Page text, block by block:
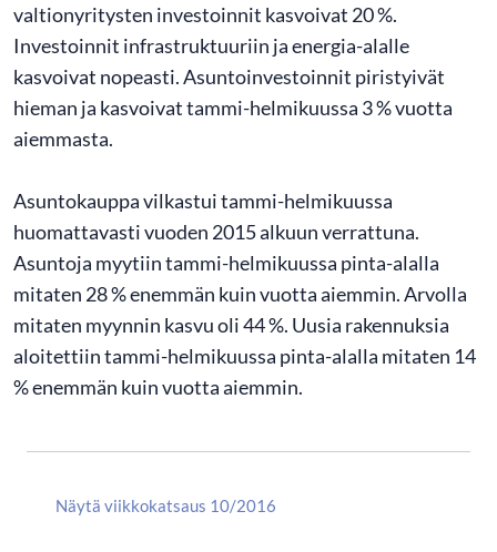
valtionyritysten investoinnit kasvoivat 20 %.
Investoinnit infrastruktuuriin ja energia-alalle
kasvoivat nopeasti. Asuntoinvestoinnit piristyivät
hieman ja kasvoivat tammi-helmikuussa 3 % vuotta
aiemmasta.
Asuntokauppa vilkastui tammi-helmikuussa
huomattavasti vuoden 2015 alkuun verrattuna.
Asuntoja myytiin tammi-helmikuussa pinta-alalla
mitaten 28 % enemmän kuin vuotta aiemmin. Arvolla
mitaten myynnin kasvu oli 44 %. Uusia rakennuksia
aloitettiin tammi-helmikuussa pinta-alalla mitaten 14
% enemmän kuin vuotta aiemmin.
Näytä viikkokatsaus 10/2016